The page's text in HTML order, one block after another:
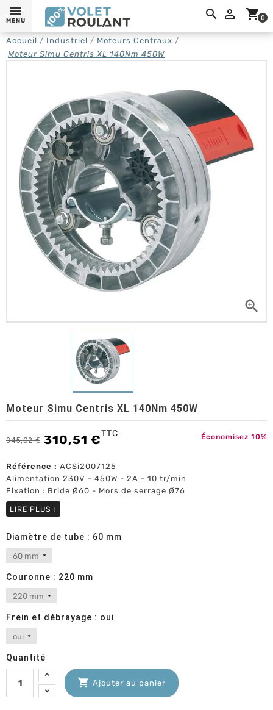
 shopping_cart0
MENU
Accueil Industriel
Moteurs Centraux
Moteur Simu Centris XL 140Nm 450W

Moteur Simu Centris XL 140Nm 450W
345,02 € 310,51 €TTC Économisez 10%
Référence : ACSi2007125
Alimentation 230V - 450W - 2A - 10 tr/min
Fixation : Bride Ø60 - Mors de serrage Ø76
LIRE PLUS ↓
Diamètre de tube : 60 mm
Couronne : 220 mm
Frein et débrayage : oui
Quantité
 Ajouter au panier